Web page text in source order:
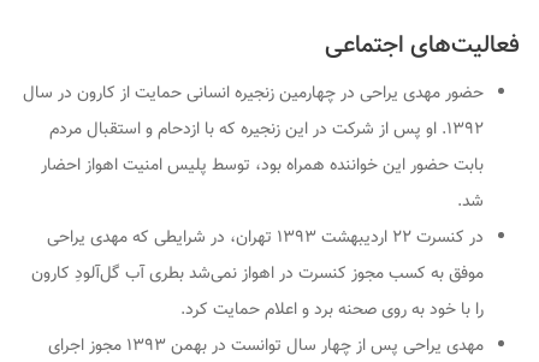
فعالیت‌های اجتماعی
حضور مهدی یراحی در چهارمین زنجیره انسانی حمایت از کارون در سال
۱۳۹۲. او پس از شرکت در این زنجیره که با ازدحام و استقبال مردم
بابت حضور این خواننده همراه بود، توسط پلیس امنیت اهواز احضار
شد.
در کنسرت ۲۲ اردیبهشت ۱۳۹۳ تهران، در شرایطی که مهدی یراحی
موفق به کسب مجوز کنسرت در اهواز نمی‌شد بطری آب گل‌آلودِ کارون
را با خود به روی صحنه برد و اعلام حمایت کرد.
مهدی یراحی پس از چهار سال توانست در بهمن ۱۳۹۳ مجوز اجرای